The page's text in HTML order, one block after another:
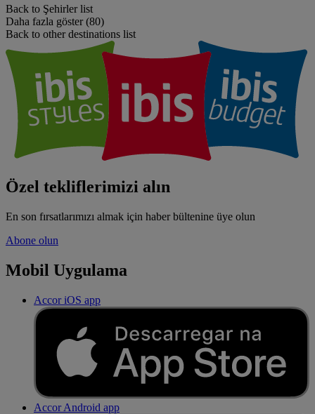
Back to Şehirler list
Daha fazla göster (80)
Back to other destinations list
Özel tekliflerimizi alın
En son fırsatlarımızı almak için haber bültenine üye olun
Abone olun
Mobil Uygulama
Accor iOS app
Accor Android app